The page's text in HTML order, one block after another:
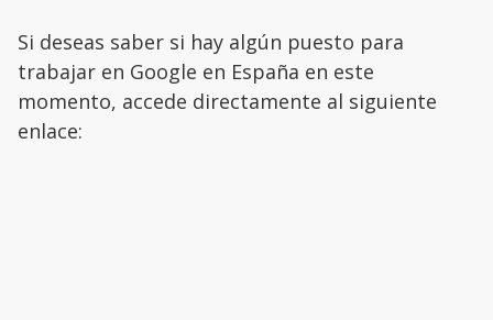
Si deseas saber si hay algún puesto para
trabajar en Google en España en este
momento, accede directamente al siguiente
enlace: